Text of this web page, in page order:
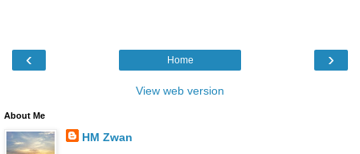
‹ ›
Home
View web version
About Me
HM Zwan